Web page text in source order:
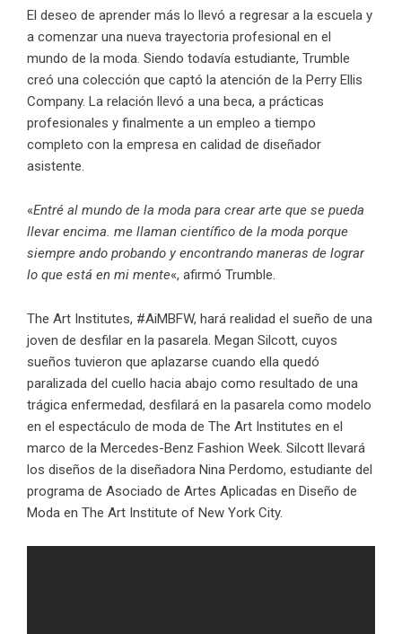
El deseo de aprender más lo llevó a regresar a la escuela y
a comenzar una nueva trayectoria profesional en el
mundo de la moda. Siendo todavía estudiante, Trumble
creó una colección que captó la atención de la Perry Ellis
Company. La relación llevó a una beca, a prácticas
profesionales y finalmente a un empleo a tiempo
completo con la empresa en calidad de diseñador
asistente.
«Entré al mundo de la moda para crear arte que se pueda
llevar encima. me llaman científico de la moda porque
siempre ando probando y encontrando maneras de lograr
lo que está en mi mente«, afirmó Trumble.
The Art Institutes, #AiMBFW, hará realidad el sueño de una
joven de desfilar en la pasarela. Megan Silcott, cuyos
sueños tuvieron que aplazarse cuando ella quedó
paralizada del cuello hacia abajo como resultado de una
trágica enfermedad, desfilará en la pasarela como modelo
en el espectáculo de moda de The Art Institutes en el
marco de la Mercedes-Benz Fashion Week. Silcott llevará
los diseños de la diseñadora Nina Perdomo, estudiante del
programa de Asociado de Artes Aplicadas en Diseño de
Moda en The Art Institute of New York City.